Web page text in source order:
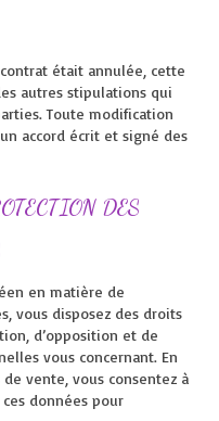
était annulée, cette
autres stipulations qui
Toute modification
accord écrit et signé des
DES
en matière de
vous disposez des droits
d’opposition et de
vous concernant. En
vente, vous consentez à
données pour